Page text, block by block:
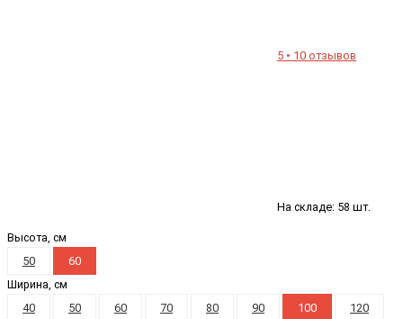
5 • 10 отзывов
На складе: 58 шт.
Высота, см
50
60
Ширина, см
40
50 60 70 80 90 100
120